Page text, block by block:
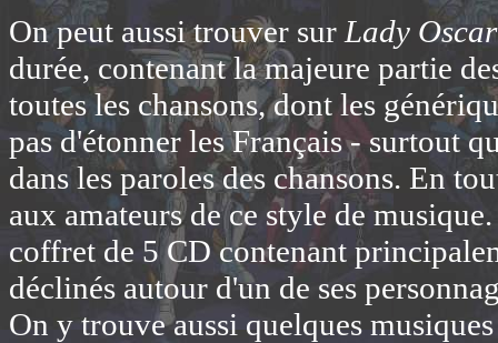
On peut aussi trouver sur Lady Oscar
durée, contenant la majeure partie
toutes les chansons, dont les
pas d'étonner les Français - surtout
dans les paroles des chansons. En
aux amateurs de ce style de
coffret de 5 CD contenant
déclinés autour d'un de ses
On y trouve aussi quelques